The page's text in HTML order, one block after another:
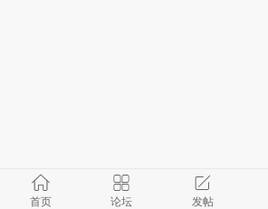
首页 论坛 发帖